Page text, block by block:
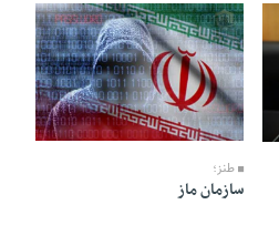
08 Tir 1405 - 08:41
طنز؛
سازمان ماز